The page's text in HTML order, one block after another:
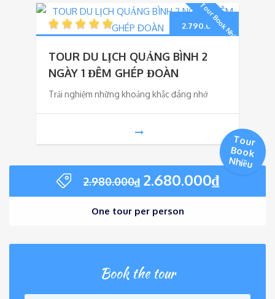
Tour Book Nhiều
2.790.000₫
TOUR DU LỊCH QUẢNG BÌNH 2
NGÀY 1 ĐÊM GHÉP ĐOÀN
Trải nghiệm những khoảng khắc đáng nhớ
2.980.000₫ Giá
gốc
là:
2.680.000₫Giá
hiện
One tour per person
Tour
Book
Nhiều
Book the tour